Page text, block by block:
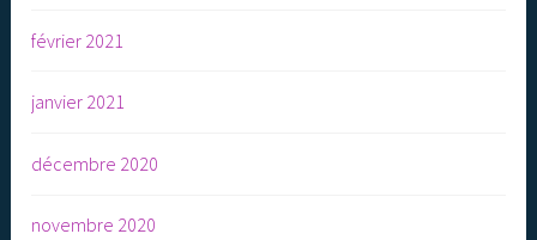
février 2021
janvier 2021
décembre 2020
novembre 2020